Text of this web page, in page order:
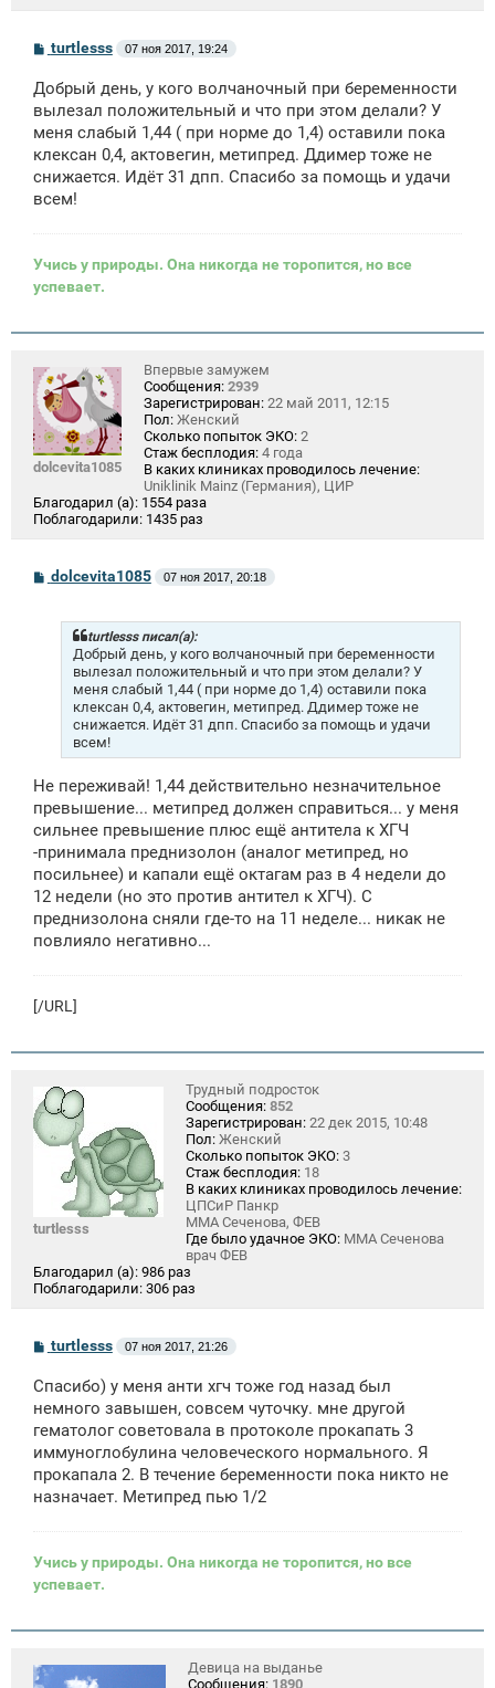
С
о
б
щ
н
и
turtlesss 07 ноя 2017, 19:24
Добрый день, у кого волчаночный при беременности
вылезал положительный и что при этом делали? У
меня слабый 1,44 ( при норме до 1,4) оставили пока
клексан 0,4, актовегин, метипред. Ддимер тоже не
снижается. Идёт 31 дпп. Спасибо за помощь и удачи
всем!
Учись у природы. Она никогда не торопится, но все
успевает.
dolcevita1085
Впервые замужем
Сообщения: 2939
Зарегистрирован: 22 май 2011, 12:15
Пол: Женский
Сколько попыток ЭКО: 2
Стаж бесплодия: 4 года
В каких клиниках проводилось лечение:
Uniklinik Mainz (Германия), ЦИР
Благодарил (а): 1554 раза
Поблагодарили: 1435 раз
С
о
dolcevita1085 07 ноя 2017, 20:18
turtlesss писал(а):
Добрый день, у кого волчаночный при беременности
вылезал положительный и что при этом делали? У
меня слабый 1,44 ( при норме до 1,4) оставили пока
клексан 0,4, актовегин, метипред. Ддимер тоже не
снижается. Идёт 31 дпп. Спасибо за помощь и удачи
всем!
Не переживай! 1,44 действительно незначительное
превышение... метипред должен справиться... у меня
сильнее превышение плюс ещё антитела к ХГЧ
-принимала преднизолон (аналог метипред, но
посильнее) и капали ещё октагам раз в 4 недели до
12 недели (но это против антител к ХГЧ). С
преднизолона сняли где-то на 11 неделе... никак не
повлияло негативно...
[/URL]
turtlesss
Трудный подросток
Сообщения: 852
Зарегистрирован: 22 дек 2015, 10:48
Пол: Женский
Сколько попыток ЭКО: 3
Стаж бесплодия: 18
В каких клиниках проводилось лечение:
ЦПСиР Панкр
ММА Сеченова, ФЕВ
Где было удачное ЭКО: ММА Сеченова
врач ФЕВ
Благодарил (а): 986 раз
Поблагодарили: 306 раз
С
о
б
щ
н
и
turtlesss 07 ноя 2017, 21:26
Спасибо) у меня анти хгч тоже год назад был
немного завышен, совсем чуточку. мне другой
гематолог советовала в протоколе прокапать 3
иммуноглобулина человеческого нормального. Я
прокапала 2. В течение беременности пока никто не
назначает. Метипред пью 1/2
Учись у природы. Она никогда не торопится, но все
успевает.
Девица на выданье
Сообщения: 1890